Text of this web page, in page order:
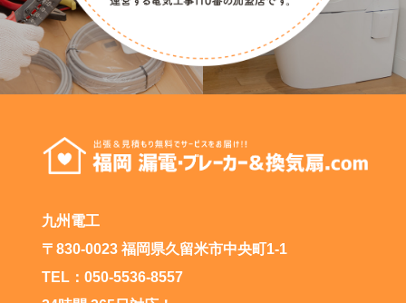
九州電工
〒830-0023 福岡県久留米市中央町1-1
TEL：050-5536-8557